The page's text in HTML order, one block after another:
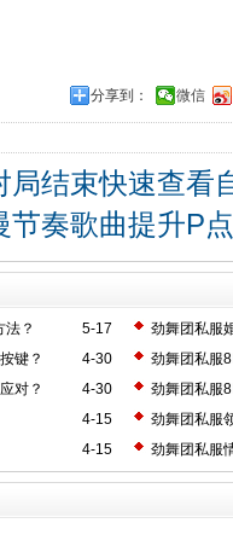
分享到：
微信
局结束快速查看
节奏歌曲提升P
5-17
？
劲舞团私服
4-30
键？
劲舞团私服
4-30
对？
劲舞团私服
4-15
劲舞团私服
4-15
劲舞团私服